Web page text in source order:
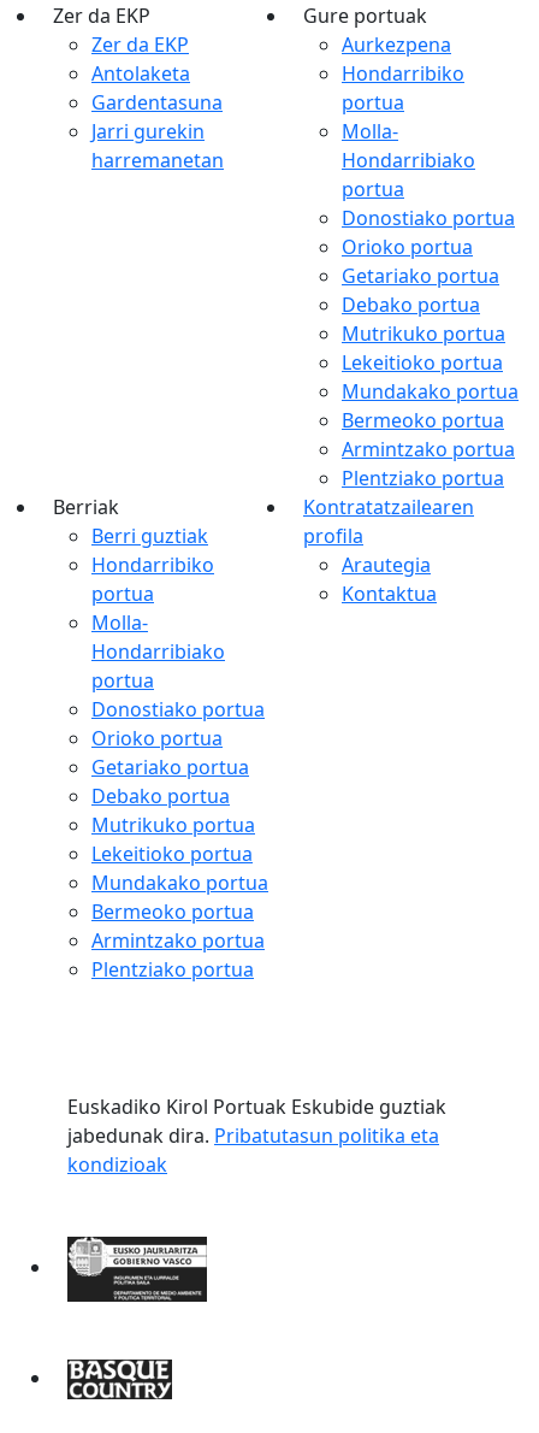
Zer da EKP
Zer da EKP
Antolaketa
Gardentasuna
Jarri gurekin
harremanetan
Gure portuak
Aurkezpena
Hondarribiko
portua
Molla-
Hondarribiako
portua
Donostiako portua
Orioko portua
Getariako portua
Debako portua
Mutrikuko portua
Lekeitioko portua
Mundakako portua
Bermeoko portua
Armintzako portua
Plentziako portua
Berriak
Berri guztiak
Hondarribiko
portua
Molla-
Hondarribiako
portua
Donostiako portua
Orioko portua
Getariako portua
Debako portua
Mutrikuko portua
Lekeitioko portua
Mundakako portua
Bermeoko portua
Armintzako portua
Plentziako portua
Kontratatzailearen
profila
Arautegia
Kontaktua
Euskadiko Kirol Portuak Eskubide guztiak
jabedunak dira. Pribatutasun politika eta
kondizioak